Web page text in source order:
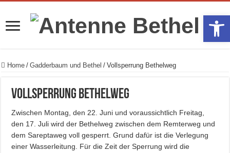
Home / Gadderbaum und Bethel / Vollsperrung Bethelweg
Vollsperrung Bethelweg
Zwischen Montag, den 22. Juni und voraussichtlich Freitag,
den 17. Juli wird der Bethelweg zwischen dem Remterweg und
dem Sareptaweg voll gesperrt. Grund dafür ist die Verlegung
einer Wasserleitung. Für die Zeit der Sperrung wird die